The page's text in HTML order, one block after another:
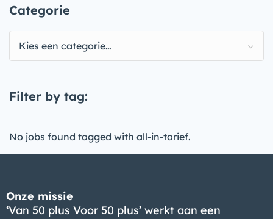
Categorie
Kies een categorie…
Filter by tag:
No jobs found tagged with all-in-tarief.
Onze missie
‘Van 50 plus Voor 50 plus’ werkt aan een